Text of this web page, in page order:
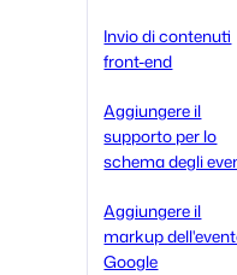
Invio di contenuti
front-end
Aggiungere il
supporto per lo
schema degli
Aggiungere il
markup
Google